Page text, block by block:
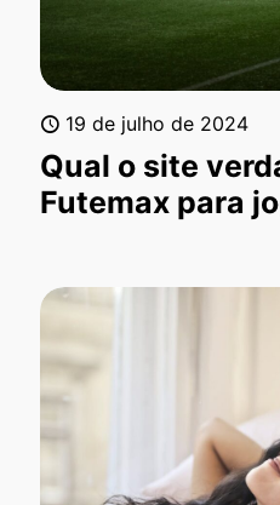
19 de julho de 2024
Qual o site
Futemax para